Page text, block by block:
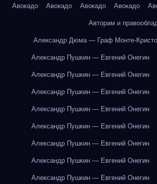
Авокадо Авокадо Авокадо Авокадо
Авторам и
Александр Дюма — Граф Монте-Кристо
Александр Пушкин — Евгений Онегин
Александр Пушкин — Евгений Онегин
Александр Пушкин — Евгений Онегин
Александр Пушкин — Евгений Онегин
Александр Пушкин — Евгений Онегин
Александр Пушкин — Евгений Онегин
Александр Пушкин — Евгений Онегин
Александр Пушкин — Евгений Онегин